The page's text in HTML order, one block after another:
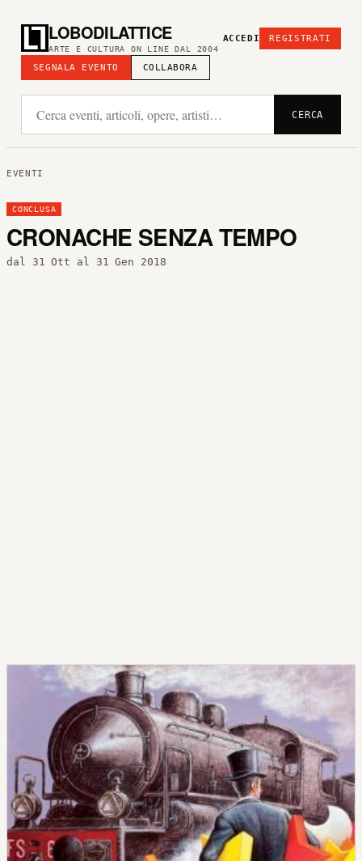
LOBODILATTICE
ARTE E CULTURA ON LINE DAL 2004
SEGNALA EVENTO COLLABORA
ACCEDI REGISTRATI
CERCA
EVENTI
CONCLUSA
CRONACHE SENZA TEMPO
dal 31 Ott al 31 Gen 2018